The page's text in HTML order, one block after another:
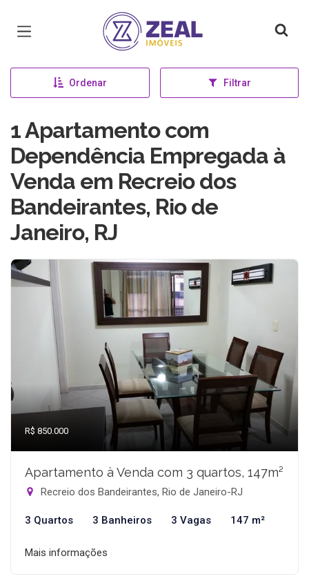
Página inicial
Ordenar Filtrar
1 Apartamento com
Dependência Empregada à
Venda em Recreio dos
Bandeirantes, Rio de
Janeiro, RJ
R$ 850.000
Apartamento à Venda com 3 quartos, 147m²
Recreio dos Bandeirantes, Rio de Janeiro-RJ
3 Quartos 3 Banheiros 3 Vagas 147 m²
Mais informações